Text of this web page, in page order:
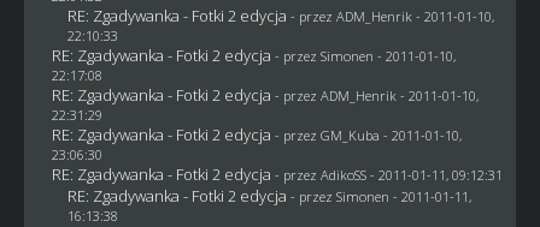
RE: Zgadywanka - Fotki 2 edycja - przez ADM_Henrik - 2011-01-10,
22:10:33
RE: Zgadywanka - Fotki 2 edycja - przez Simonen - 2011-01-10,
22:17:08
RE: Zgadywanka - Fotki 2 edycja - przez ADM_Henrik - 2011-01-10,
22:31:29
RE: Zgadywanka - Fotki 2 edycja - przez GM_Kuba - 2011-01-10,
23:06:30
RE: Zgadywanka - Fotki 2 edycja - przez AdikoSS - 2011-01-11, 09:12:31
RE: Zgadywanka - Fotki 2 edycja - przez Simonen - 2011-01-11,
16:13:38